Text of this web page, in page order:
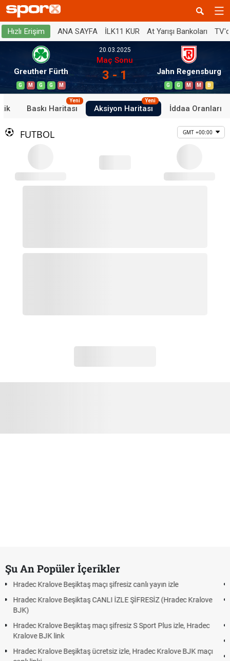
Hızlı Erişim ANA SAYFA İLK11 KUR At Yarışı Bankoları
Greuther Fürth
G M G G M
20.03.2025
Maç Sonu
3 - 1 Jahn Regensburg
G G M M B
Baskı Haritası
Yeni
Aksiyon Haritası
Yeni
İddaa Oranları
FUTBOL GMT +00:00
Şu An Popüler İçerikler
şifresiz canlı yayın izle
İZLE ŞİFRESİZ (Hradec Kralove
şifresiz S Sport Plus izle, Hradec
izle, Hradec Kralove BJK maçı
Hradec Kralove - Beşiktaş
Hradec Kralove Beşiktaş
Trivela Nedir? Trivela Vuruşu
Röveşata Nedir? Röveşata
Plonjon Nedir? Kalecilikte